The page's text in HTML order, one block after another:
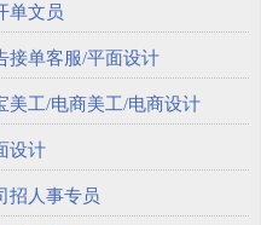
单文员
接单客服/平面设计
美工/电商美工/电商设计
设计
招人事专员